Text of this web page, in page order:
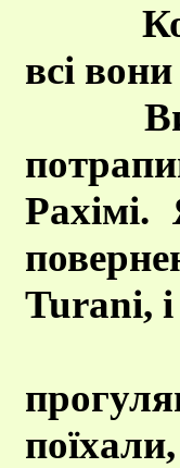
всі
Ви
Turani, і